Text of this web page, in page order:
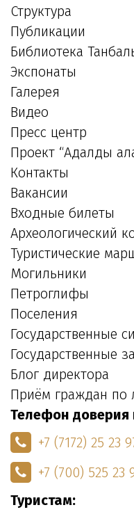
Структура
Публикации
Библиотека
Экспонаты
Галерея
Видео
Пресс центр
Проект “Адалдық
Контакты
Вакансии
Входные билеты
Археологический
Туристические
Могильники
Петроглифы
Поселения
Государственные
Государственные
Блог директора
Приём граждан по
Телефон доверия
+7 (7172) 25 23
+7 (700) 525 23
Туристам: